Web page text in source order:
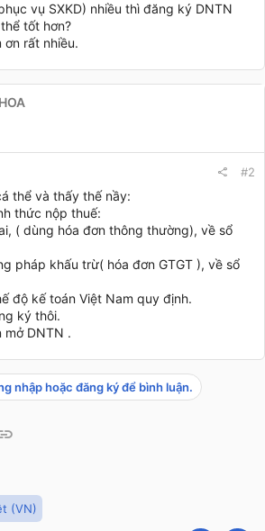
vụ SXKD) nhiều thì đăng ký DNTN
tốt hơn?
ơn rất nhiều.
#2
thể và thấy thế nầy:
thức nộp thuế:
( dùng hóa đơn thông thường), về sổ
pháp khấu trừ( hóa đơn GTGT ), về sổ
độ kế toán Việt Nam quy định.
ký thôi.
mở DNTN .
nhập hoặc đăng ký để bình luận.
(VN)